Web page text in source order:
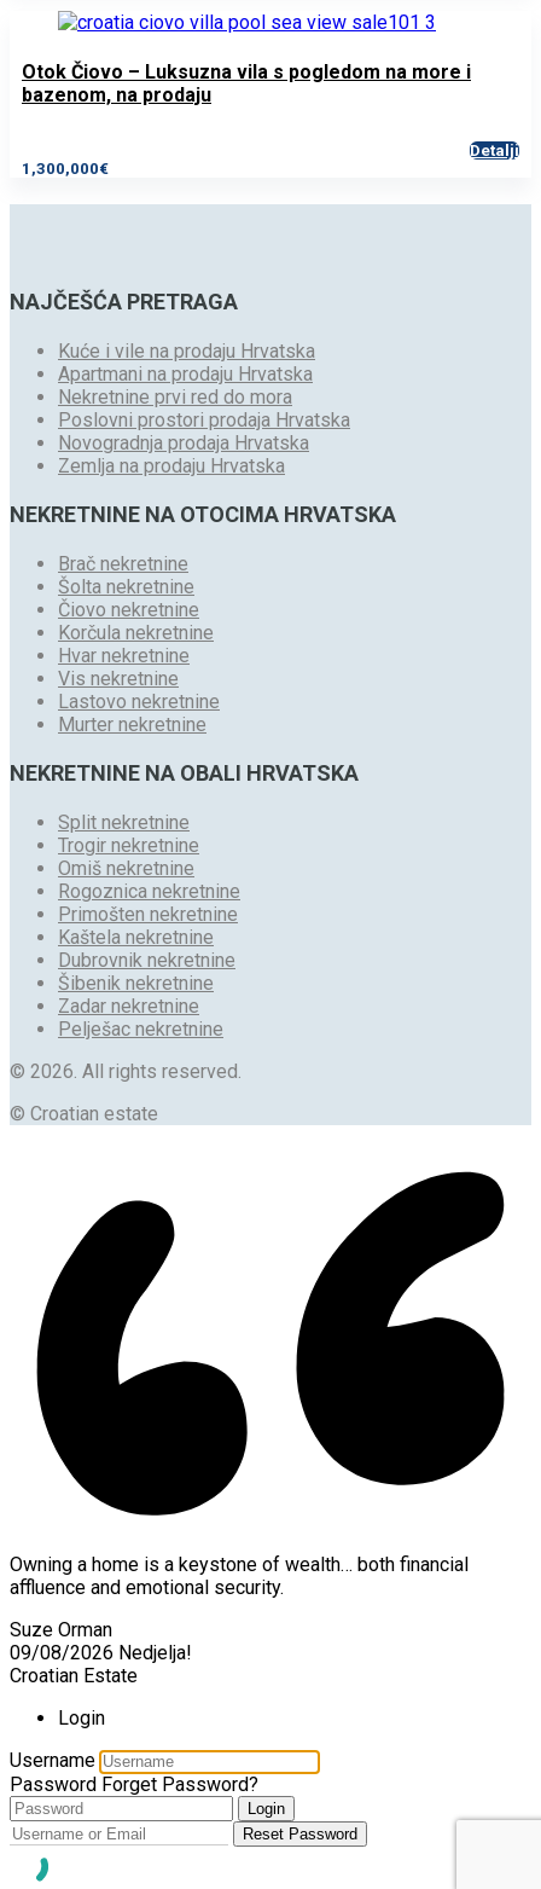
Otok Čiovo – Luksuzna vila s pogledom na more i
bazenom, na prodaju
1,300,000€
Detalji
NAJČEŠĆA PRETRAGA
Kuće i vile na prodaju Hrvatska
Apartmani na prodaju Hrvatska
Nekretnine prvi red do mora
Poslovni prostori prodaja Hrvatska
Novogradnja prodaja Hrvatska
Zemlja na prodaju Hrvatska
NEKRETNINE NA OTOCIMA HRVATSKA
Brač nekretnine
Šolta nekretnine
Čiovo nekretnine
Korčula nekretnine
Hvar nekretnine
Vis nekretnine
Lastovo nekretnine
Murter nekretnine
NEKRETNINE NA OBALI HRVATSKA
Split nekretnine
Trogir nekretnine
Omiš nekretnine
Rogoznica nekretnine
Primošten nekretnine
Kaštela nekretnine
Dubrovnik nekretnine
Šibenik nekretnine
Zadar nekretnine
Pelješac nekretnine
© 2026. All rights reserved.
© Croatian estate
Owning a home is a keystone of wealth… both financial
affluence and emotional security.
Suze Orman
09/08/2026 Nedjelja!
Croatian Estate
Login
Username
Password Forget Password?
Login
Reset Password